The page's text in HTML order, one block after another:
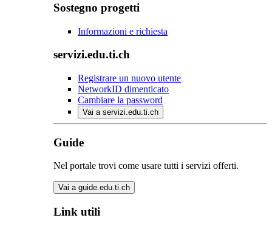
Sostegno progetti
Informazioni e richiesta
servizi.edu.ti.ch
Registrare un nuovo utente
NetworkID dimenticato
Cambiare la password
Vai a servizi.edu.ti.ch
Guide
Nel portale trovi come usare tutti i servizi offerti.
Vai a guide.edu.ti.ch
Link utili